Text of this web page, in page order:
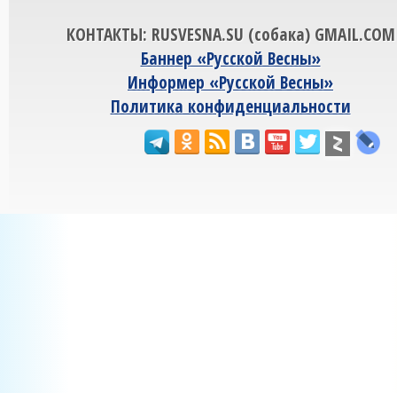
КОНТАКТЫ: RUSVESNA.SU (собака) GMAIL.COM
Баннер «Русской Весны»
Информер «Русской Весны»
Политика конфиденциальности